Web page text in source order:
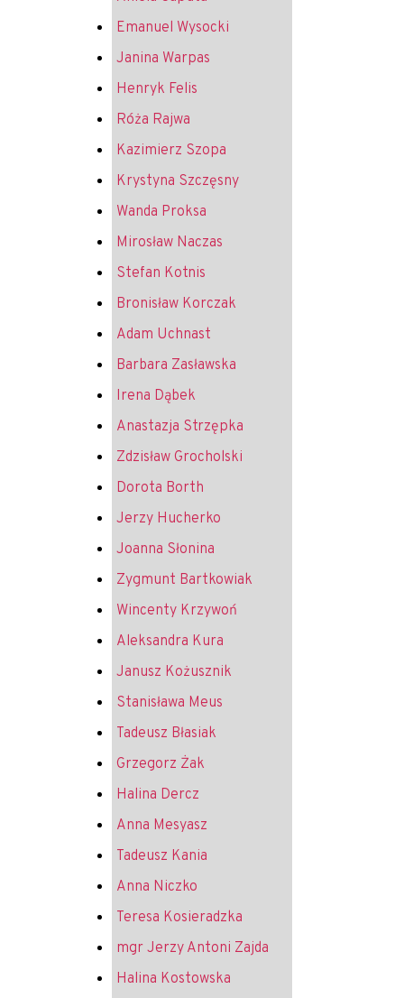
Emanuel Wysocki
Janina Warpas
Henryk Felis
Róża Rajwa
Kazimierz Szopa
Krystyna Szczęsny
Wanda Proksa
Mirosław Naczas
Stefan Kotnis
Bronisław Korczak
Adam Uchnast
Barbara Zasławska
Irena Dąbek
Anastazja Strzępka
Zdzisław Grocholski
Dorota Borth
Jerzy Hucherko
Joanna Słonina
Zygmunt Bartkowiak
Wincenty Krzywoń
Aleksandra Kura
Janusz Kożusznik
Stanisława Meus
Tadeusz Błasiak
Grzegorz Żak
Halina Dercz
Anna Mesyasz
Tadeusz Kania
Anna Niczko
Teresa Kosieradzka
mgr Jerzy Antoni Zajda
Halina Kostowska